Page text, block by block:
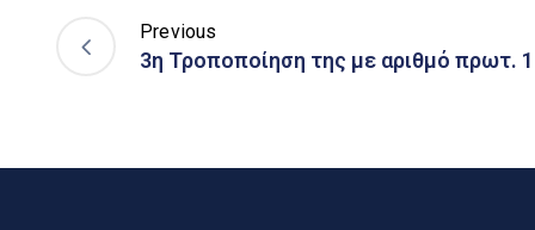
Previous
3η Τροποποίηση της με αριθμό πρωτ.